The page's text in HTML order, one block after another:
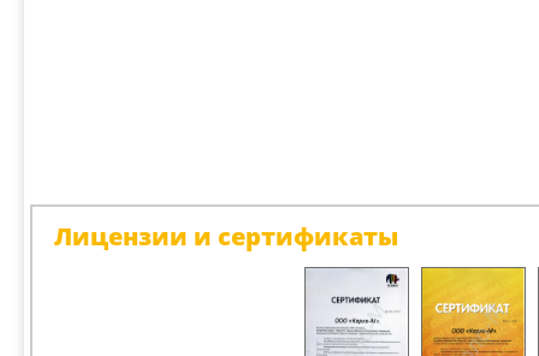
Лицензии и сертификаты